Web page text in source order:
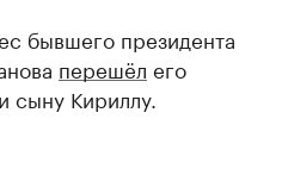
бывшего президента
перешёл его
сыну Кириллу.